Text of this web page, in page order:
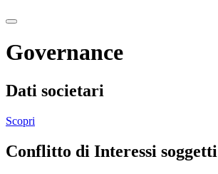
Governance
Dati societari
Scopri
Conflitto di Interessi